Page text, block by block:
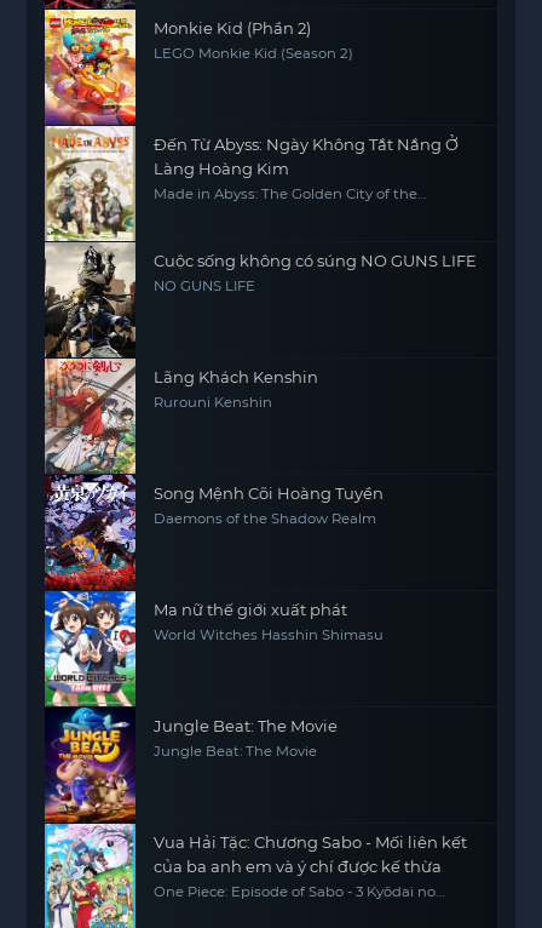
Monkie Kid (Phần 2)
LEGO Monkie Kid (Season 2)
Đến Từ Abyss: Ngày Không Tắt Nắng Ở
Làng Hoàng Kim
Made in Abyss: The Golden City of the
Cuộc sống không có súng NO GUNS LIFE
NO GUNS LIFE
Lãng Khách Kenshin
Rurouni Kenshin
Song Mệnh Cõi Hoàng Tuyền
Daemons of the Shadow Realm
Ma nữ thế giới xuất phát
World Witches Hasshin Shimasu
Jungle Beat: The Movie
Jungle Beat: The Movie
Vua Hải Tặc: Chương Sabo - Mối liên kết
của ba anh em và ý chí được kế thừa
One Piece: Episode of Sabo - 3 Kyōdai no